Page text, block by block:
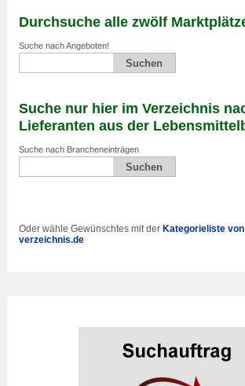
Durchsuche alle zwölf
Suche nach Angeboten!
Suche nur hier im Verzeichnis
Lieferanten aus der
Suche nach Brancheneinträgen
Oder wähle Gewünschtes mit der Kategorieliste
verzeichnis.de